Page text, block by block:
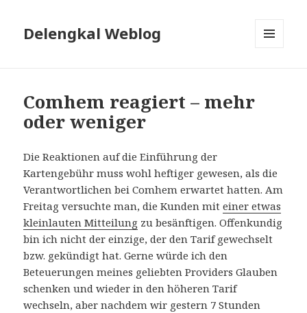
Delengkal Weblog
Comhem reagiert – mehr
oder weniger
Die Reaktionen auf die Einführung der
Kartengebühr muss wohl heftiger gewesen, als die
Verantwortlichen bei Comhem erwartet hatten. Am
Freitag versuchte man, die Kunden miteiner etwas
kleinlauten Mitteilung zu besänftigen. Offenkundig
bin ich nicht der einzige, der den Tarif gewechselt
bzw. gekündigt hat. Gerne würde ich den
Beteuerungen meines geliebten Providers Glauben
schenken und wieder in den höheren Tarif
wechseln, aber nachdem wir gestern 7 Stunden